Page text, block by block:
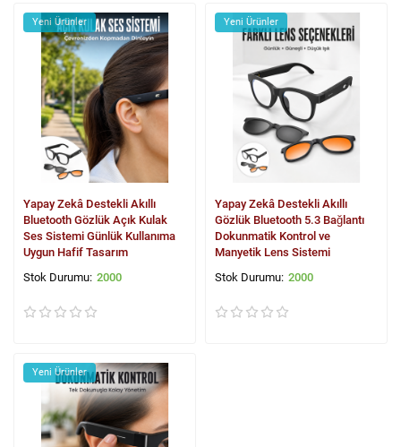
Yeni Ürünler
Yapay Zekâ Destekli Akıllı
Bluetooth Gözlük Açık Kulak
Ses Sistemi Günlük Kullanıma
Uygun Hafif Tasarım
2000
Yeni Ürünler
Yapay Zekâ Destekli Akıllı
Gözlük Bluetooth 5.3 Bağlantı
Dokunmatik Kontrol ve
Manyetik Lens Sistemi
2000
Yeni Ürünler